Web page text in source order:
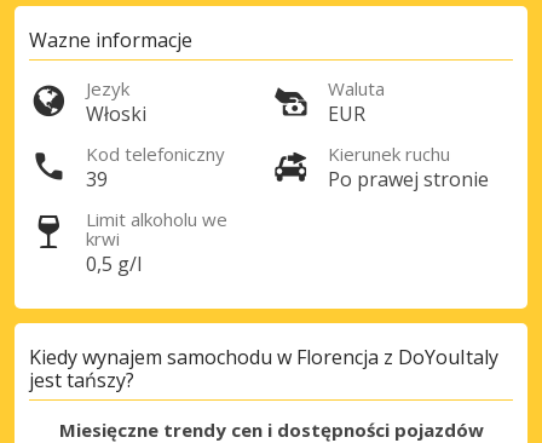
Wazne informacje
Jezyk
Włoski
Waluta
EUR
Kod telefoniczny
39
Kierunek ruchu
Po prawej stronie
Limit alkoholu we
krwi
0,5 g/l
Kiedy wynajem samochodu w Florencja z DoYouItaly
jest tańszy?
Miesięczne trendy cen i dostępności pojazdów